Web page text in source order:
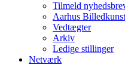
Tilmeld
Aarhus
Vedtægter
Arkiv
Ledige stillinger
Netværk